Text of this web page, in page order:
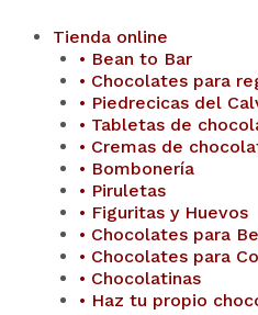
Tienda online
• Bean to Bar
• Chocolates para
• Piedrecicas del
• Tabletas de
• Cremas de
• Bombonería
• Piruletas
• Figuritas y Huevos
• Chocolates para
• Chocolates para
• Chocolatinas
• Haz tu propio